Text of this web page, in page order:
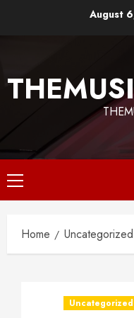
August
Primary
Menu
Home Uncategorized
Uncategorized